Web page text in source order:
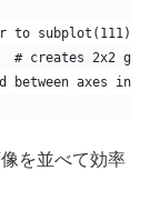
to subplot(111)
# creates 2x2
between axes in
を並べて効率